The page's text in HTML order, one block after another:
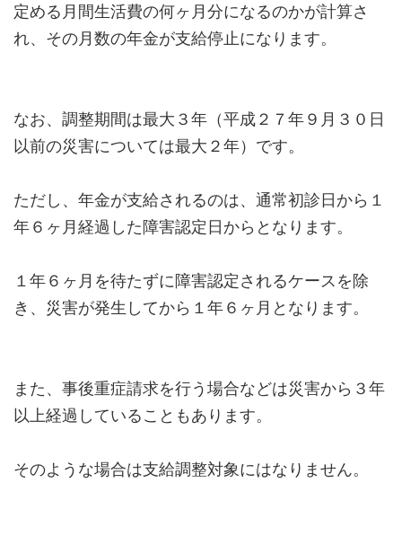
定める月間生活費の何ヶ月分になるのかが計算さ
れ、その月数の年金が支給停止になります。
なお、調整期間は最大３年（平成２７年９月３０日
以前の災害については最大２年）です。
ただし、年金が支給されるのは、通常初診日から１
年６ヶ月経過した障害認定日からとなります。
１年６ヶ月を待たずに障害認定されるケースを除
き、災害が発生してから１年６ヶ月となります。
また、事後重症請求を行う場合などは災害から３年
以上経過していることもあります。
そのような場合は支給調整対象にはなりません。